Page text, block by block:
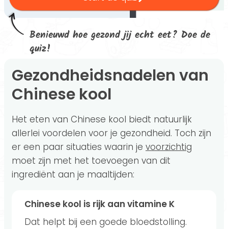
Benieuwd hoe gezond jij echt eet? Doe de
quiz!
Gezondheidsnadelen van
Chinese kool
Het eten van Chinese kool biedt natuurlijk
allerlei voordelen voor je gezondheid. Toch zijn
er een paar situaties waarin je voorzichtig
moet zijn met het toevoegen van dit
ingrediënt aan je maaltijden:
Chinese kool is rijk aan vitamine K
Dat helpt bij een goede bloedstolling.